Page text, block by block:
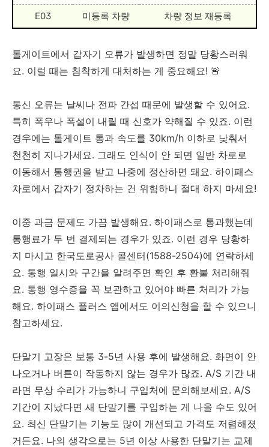
E03 미등록 차량 차량 정보 재등록
톨게이트에서 갑자기 오류가 발생하면 정말 당황스러워
요. 이럴 때는 침착하게 대처하는 게 중요해요! 🚨
통신 오류는 날씨나 전파 간섭 때문에 발생할 수 있어요.
특히 폭우나 폭설이 내릴 때 신호가 약해질 수 있죠. 이런
경우에는 톨게이트 통과 속도를 30km/h 이하로 낮춰서
천천히 지나가세요. 그래도 인식이 안 되면 일반 차로로
이동해서 통행권을 받고 나중에 정산하면 돼요. 하이패스
차로에서 갑자기 정차하는 건 위험하니 절대 하지 마세요!
이중 과금 문제도 가끔 발생해요. 하이패스로 통과했는데
통행료가 두 번 결제되는 경우가 있죠. 이런 경우 당황하
지 마시고 한국도로공사 콜센터(1588-2504)에 연락하세
요. 통행 일시와 구간을 알려주면 확인 후 환불 처리해줘
요. 통행 영수증을 꼭 보관하고 있어야 빠른 처리가 가능
해요. 하이패스 플러스 앱에서도 이의신청을 할 수 있으니
참고하세요.
단말기 고장은 보통 3-5년 사용 후에 발생해요. 화면이 안
나오거나 버튼이 작동하지 않는 경우가 많죠. A/S 기간 내
라면 무상 수리가 가능하니 구입처에 문의해보세요. A/S
기간이 지났다면 새 단말기를 구입하는 게 나을 수도 있어
요. 최신 단말기는 기능도 많이 개선되고 가격도 저렴해졌
거든요. 나의 생각으로는 5년 이상 사용한 단말기는 교체